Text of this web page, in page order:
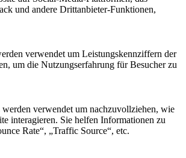
und andere Drittanbieter-Funktionen,
verwendet um Leistungskennziffern der
um die Nutzungserfahrung für Besucher zu
verwendet um nachzuvollziehen, wie
interagieren. Sie helfen Informationen zu
Rate“, „Traffic Source“, etc.